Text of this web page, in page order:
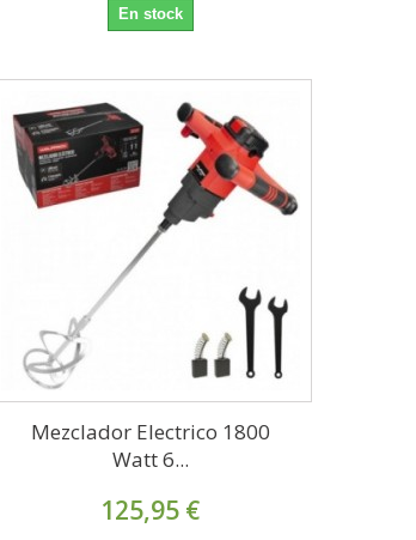
En stock
Mezclador Electrico 1800
Watt 6...
125,95 €